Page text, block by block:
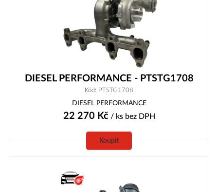
DIESEL PERFORMANCE - PTSTG1708
Kód: PTSTG1708
DIESEL PERFORMANCE
22 270 Kč/ ks bez DPH
Koupit